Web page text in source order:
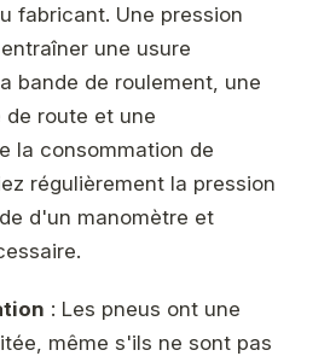
fabricant. Une pression
une usure
bande de roulement, une
de route et une
la consommation de
régulièrement la pression
d'un manomètre et
: Les pneus ont une
même s'ils ne sont pas